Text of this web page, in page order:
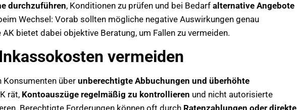
durchzuführen, Konditionen zu prüfen und bei Bedarf alternative Angebote
Wechsel: Vorab sollten mögliche negative Auswirkungen genau
bietet dabei objektive Beratung, um Fallen zu vermeiden.
vermeiden
Konsumenten über unberechtigte Abbuchungen und überhöhte
rät, Kontoauszüge regelmäßig zu kontrollieren und nicht autorisierte